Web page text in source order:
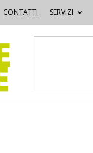
CONTATTI SERVIZI